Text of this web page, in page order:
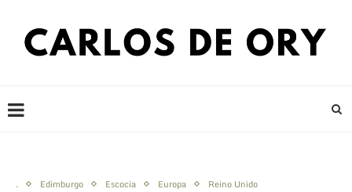
. Edimburgo Escocia Europa Reino Unido